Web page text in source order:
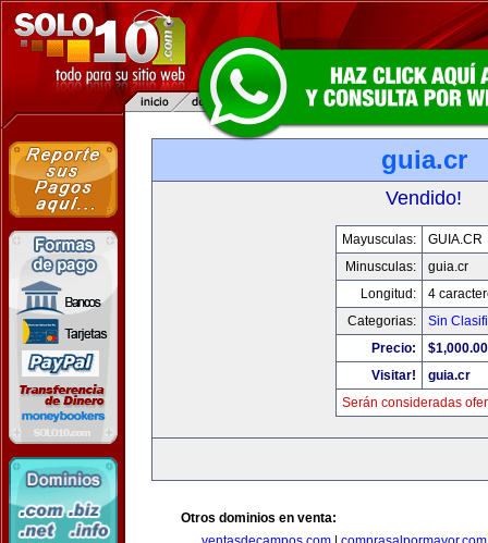
guia.cr
Vendido!
Mayusculas:
GUIA.CR
Minusculas:
guia.cr
Longitud:
4
Categorias:
Sin
Precio:
$1,000.00
Visitar!
guia.cr
Serán consideradas
Otros dominios en venta: